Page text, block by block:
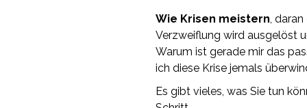
Wie Krisen meistern ,
Verzweiflung wird ausgelöst
Warum ist gerade mir das
ich diese Krise jemals
Es gibt vieles, was Sie tun